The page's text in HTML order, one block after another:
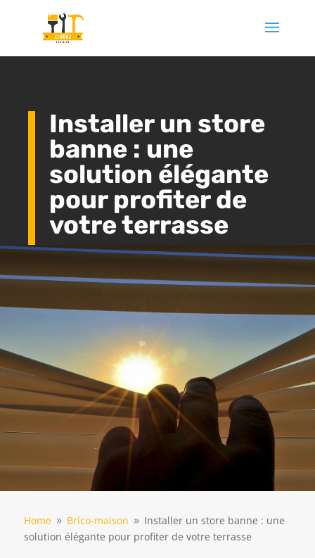
Installer un store
banne : une
solution élégante
pour profiter de
votre terrasse
Home 9 Brico-maison 9 Installer un store banne : une
solution élégante pour profiter de votre terrasse